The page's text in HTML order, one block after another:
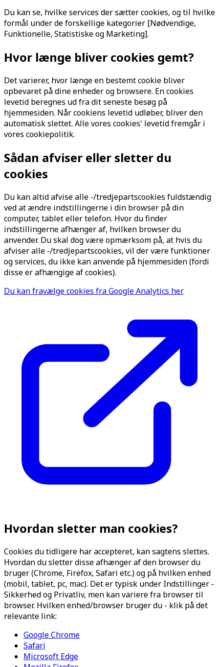
Du kan se, hvilke services der sætter cookies, og til hvilke
formål under de forskellige kategorier [Nødvendige,
Funktionelle, Statistiske og Marketing].
Hvor længe bliver cookies gemt?
Det varierer, hvor længe en bestemt cookie bliver
opbevaret på dine enheder og browsere. En cookies
levetid beregnes ud fra dit seneste besøg på
hjemmesiden. Når cookiens levetid udløber, bliver den
automatisk slettet. Alle vores cookies' levetid fremgår i
vores cookiepolitik.
Sådan afviser eller sletter du
cookies
Du kan altid afvise alle -/tredjepartscookies fuldstændig
ved at ændre indstillingerne i din browser på din
computer, tablet eller telefon. Hvor du finder
indstillingerne afhænger af, hvilken browser du
anvender. Du skal dog være opmærksom på, at hvis du
afviser alle -/tredjepartscookies, vil der være funktioner
og services, du ikke kan anvende på hjemmesiden (fordi
disse er afhængige af cookies).
Du kan fravælge cookies fra Google Analytics her
Hvordan sletter man cookies?
Cookies du tidligere har accepteret, kan sagtens slettes.
Hvordan du sletter disse afhænger af den browser du
bruger (Chrome, Firefox, Safari etc.) og på hvilken enhed
(mobil, tablet, pc, mac). Det er typisk under Indstillinger -
Sikkerhed og Privatliv, men kan variere fra browser til
browser. Hvilken enhed/browser bruger du - klik på det
relevante link:
Google Chrome
Safari
Microsoft Edge